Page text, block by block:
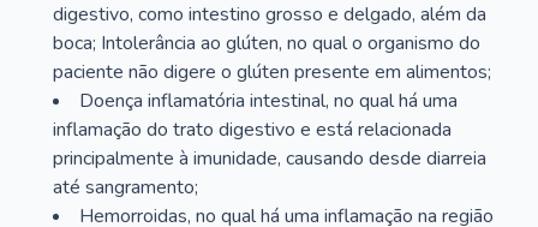
digestivo, como intestino grosso e delgado, além da
boca; Intolerância ao glúten, no qual o organismo do
paciente não digere o glúten presente em alimentos;
Doença inflamatória intestinal, no qual há uma
inflamação do trato digestivo e está relacionada
principalmente à imunidade, causando desde diarreia
até sangramento;
Hemorroidas, no qual há uma inflamação na região